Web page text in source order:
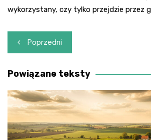
wykorzystany, czy tylko przejdzie przez
Nawigacja
wpisu
Poprzedni
Powiązane teksty